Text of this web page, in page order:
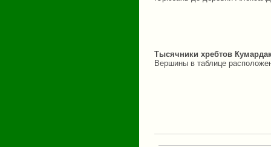
Тысячники хребтов
Вершины в таблице